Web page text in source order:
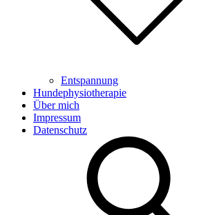
Entspannung
Hundephysiotherapie
Über mich
Impressum
Datenschutz